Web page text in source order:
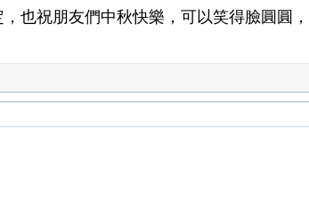
也祝朋友們中秋快樂，可以笑得臉圓圓